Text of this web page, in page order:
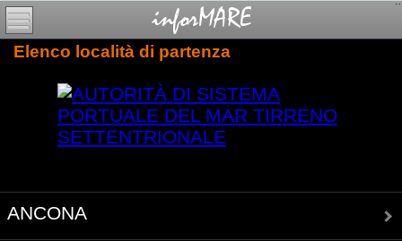
Elenco località di partenza
ANCONA